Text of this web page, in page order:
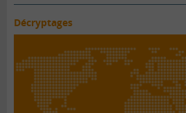
Décryptages